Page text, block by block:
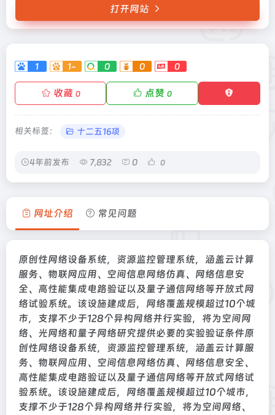
打开网站
1 1- 0 0 0
收藏 0 点赞 0
相关标签： 十二五16项
4年前发布 7,832 0 0
网址介绍 常见问题
原创性网络设备系统，资源监控管理系统，涵盖云计算
服务、物联网应用、空间信息网络仿真、网络信息安
全、高性能集成电路验证以及量子通信网络等开放式网
络试验系统。该设施建成后，网络覆盖规模超过10个城
市，支撑不少于128个异构网络并行实验，将为空间网
络、光网络和量子网络研究提供必要的实验验证条件原
创性网络设备系统，资源监控管理系统，涵盖云计算服
务、物联网应用、空间信息网络仿真、网络信息安全、
高性能集成电路验证以及量子通信网络等开放式网络试
验系统。该设施建成后，网络覆盖规模超过10个城市，
支撑不少于128个异构网络并行实验，将为空间网络、